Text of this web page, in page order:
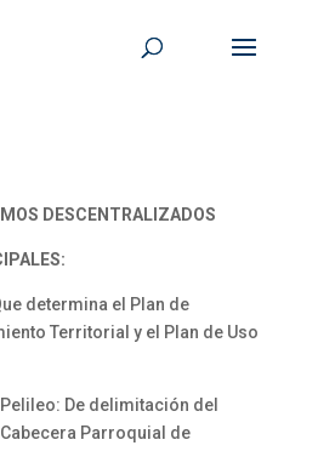
DESCENTRALIZADOS
determina el Plan de
Territorial y el Plan de Uso
De delimitación del
Parroquial de